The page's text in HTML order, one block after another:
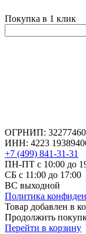
Покупка в 1 клик
ОГРНИП:
ИНН: 4223
+7 (499) 841-31-31
ПН-ПТ с 10:00 до
СБ c 11:00 до 17:00
ВС выходной
Политика
Товар добавлен в
Продолжить
Перейти в корзину